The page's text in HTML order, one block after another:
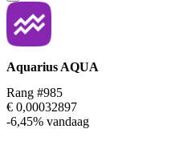
Aquarius AQUA
Rang #985
€ 0,00032897
-6,45% vandaag